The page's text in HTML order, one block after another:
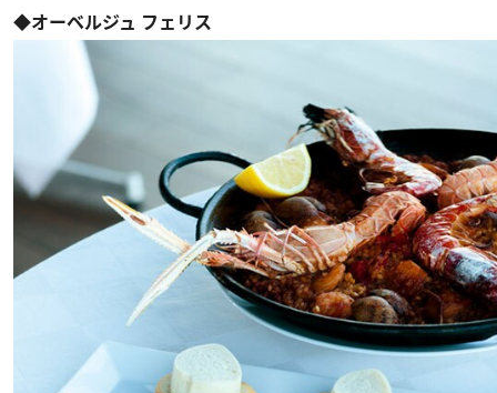
◆オーベルジュ フェリス